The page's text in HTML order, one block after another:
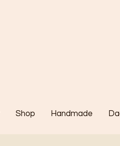
Shop Handmade